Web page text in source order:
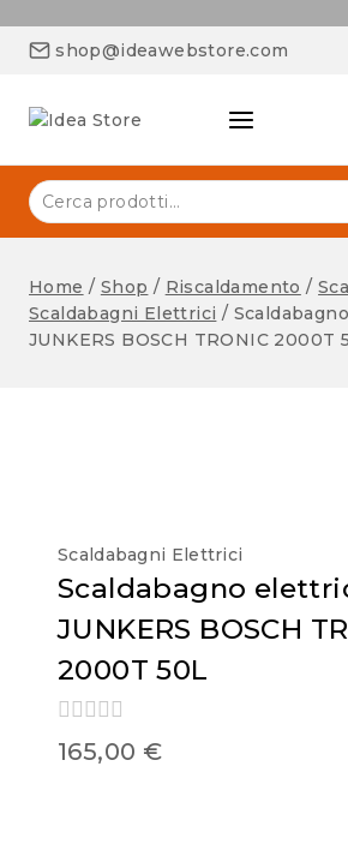
shop@ideawebstore.com
Home / Shop / Riscaldamento /
Scaldabagni Elettrici /
JUNKERS BOSCH TRONIC 2000T
Scaldabagni Elettrici
Scaldabagno
JUNKERS BOSCH
2000T 50L
0
out
165,00 €